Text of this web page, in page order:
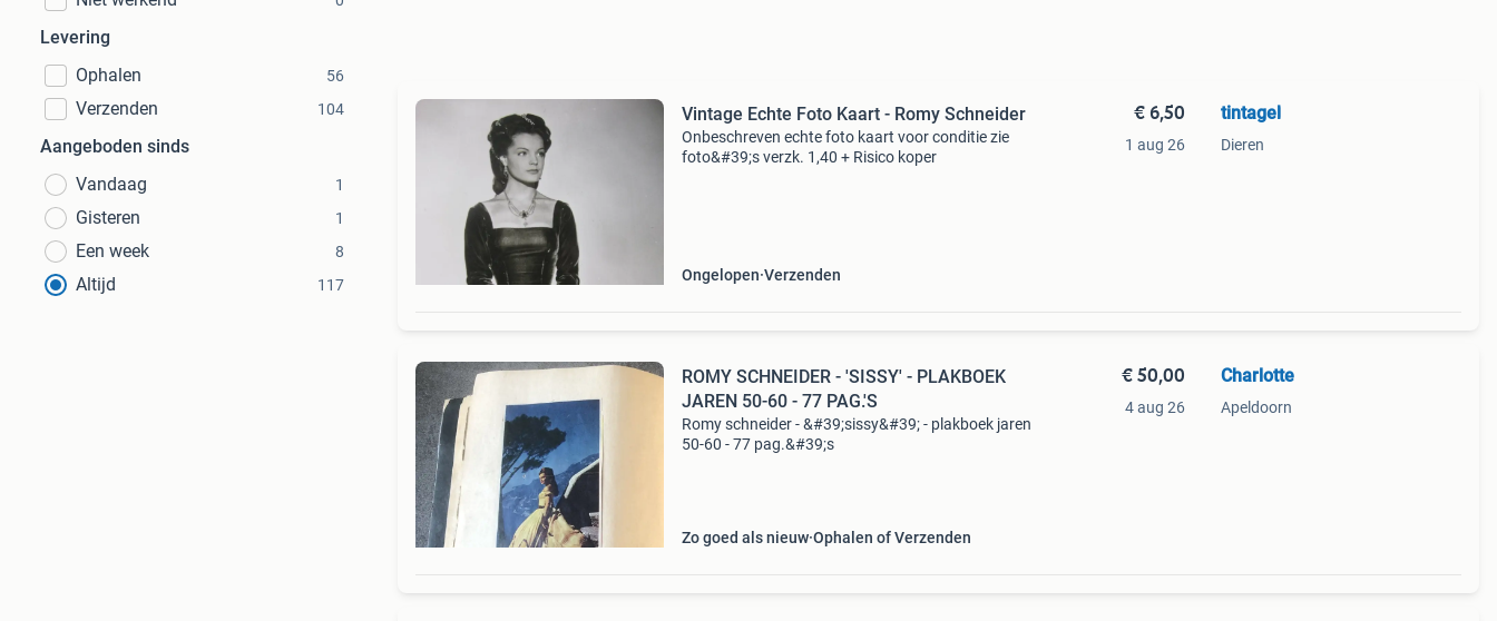
Levering
Ophalen
56
Verzenden 104
Aangeboden sinds
Vandaag
1
Gisteren 1
Een week 8
Altijd 117
Vintage Echte Foto Kaart - Romy Schneider
Onbeschreven echte foto kaart voor conditie zie
foto&#39;s verzk. 1,40 + Risico koper
Ongelopen Verzenden
€ 6,50
1 aug 26
tintagel
Dieren
ROMY SCHNEIDER - 'SISSY' - PLAKBOEK
JAREN 50-60 - 77 PAG.'S
Romy schneider - &#39;sissy&#39; - plakboek jaren
50-60 - 77 pag.&#39;s
Zo goed als nieuw Ophalen of Verzenden
€ 50,00
4 aug 26
Charlotte
Apeldoorn